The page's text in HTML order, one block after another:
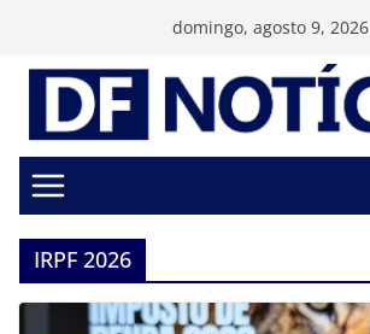
conteúdo
domingo, agosto 9, 2026
IRPF 2026